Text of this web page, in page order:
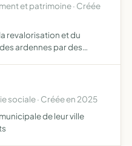
et patrimoine · Créée
revalorisation et du
ardennes par des
sociale · Créée en 2025
de leur ville